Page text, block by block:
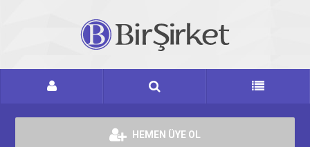
HEMEN ÜYE OL